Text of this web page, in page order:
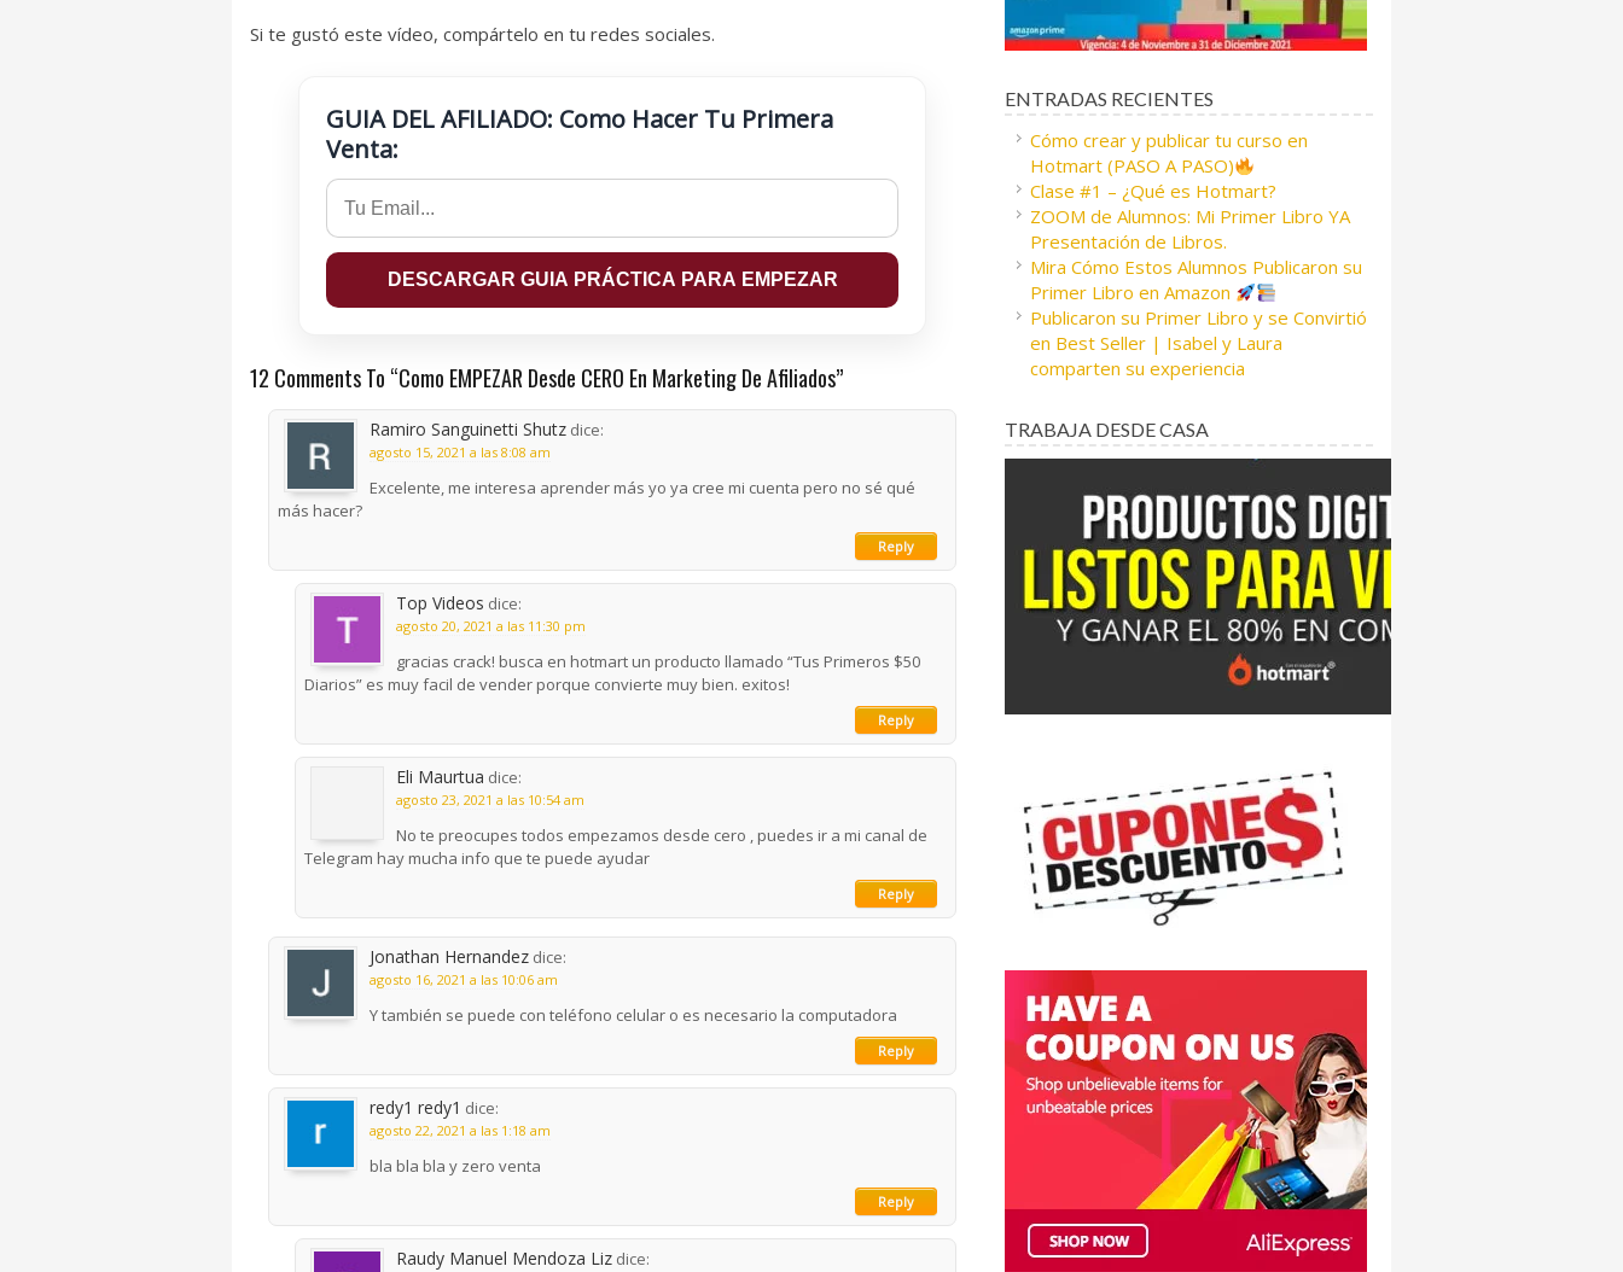
Si te gustó este vídeo, compártelo en tu redes sociales.
GUIA DEL AFILIADO: Como Hacer Tu Primera
Venta:
12 Comments To “Como EMPEZAR Desde CERO En Marketing De Afiliados”
Ramiro Sanguinetti Shutz dice:
agosto 15, 2021 a las 8:08 am
Excelente, me interesa aprender más yo ya cree mi cuenta pero no sé qué
más hacer?
Reply
Top Videos dice:
agosto 20, 2021 a las 11:30 pm
gracias crack! busca en hotmart un producto llamado “Tus Primeros $50
Diarios” es muy facil de vender porque convierte muy bien. exitos!
Reply
Eli Maurtua dice:
agosto 23, 2021 a las 10:54 am
No te preocupes todos empezamos desde cero , puedes ir a mi canal de
Telegram hay mucha info que te puede ayudar
Reply
Jonathan Hernandez dice:
agosto 16, 2021 a las 10:06 am
Y también se puede con teléfono celular o es necesario la computadora
Reply
redy1 redy1 dice:
agosto 22, 2021 a las 1:18 am
bla bla bla y zero venta
Reply
Raudy Manuel Mendoza Liz dice:
ENTRADAS RECIENTES
Cómo crear y publicar tu curso en
Hotmart (PASO A PASO)
Clase #1 – ¿Qué es Hotmart?
ZOOM de Alumnos: Mi Primer Libro YA
Presentación de Libros.
Mira Cómo Estos Alumnos Publicaron su
Primer Libro en Amazon
Publicaron su Primer Libro y se Convirtió
en Best Seller | Isabel y Laura
comparten su experiencia
TRABAJA DESDE CASA